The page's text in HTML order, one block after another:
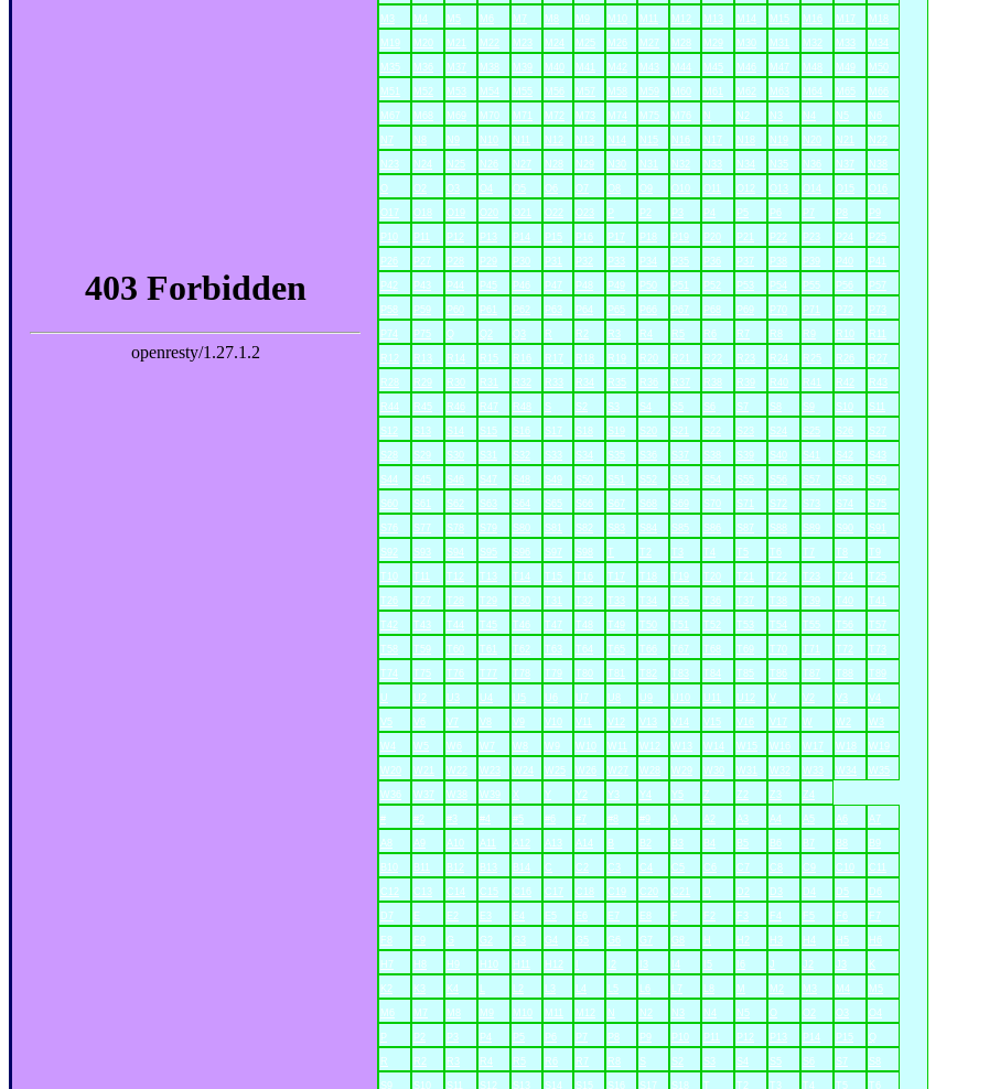
M3 M4 M5 M6 M7 M8 M9 M10 M11 M12 M13 M14 M15 M16 M17 M18
M19 M20 M21 M22 M23 M24 M25 M26 M27 M28 M29 M30 M31 M32 M33 M34
M35 M36 M37 M38 M39 M40 M41 M42 M43 M44 M45 M46 M47 M48 M49 M50
M51 M52 M53 M54 M55 M56 M57 M58 M59 M60 M61 M62 M63 M64 M65 M66
M67 M68 M69 M70 M71 M72 M73 M74 M75 M76 N N2 N3 N4 N5 N6
N7 N8 N9 N10 N11 N12 N13 N14 N15 N16 N17 N18 N19 N20 N21 N22
N23 N24 N25 N26 N27 N28 N29 N30 N31 N32 N33 N34 N35 N36 N37 N38
O O2 O3 O4 O5 O6 O7 O8 O9 O10 O11 O12 O13 O14 O15 O16
O17 O18 O19 O20 O21 O22 O23 P P2 P3 P4 P5 P6 P7 P8 P9
P10 P11 P12 P13 P14 P15 P16 P17 P18 P19 P20 P21 P22 P23 P24 P25
P26 P27 P28 P29 P30 P31 P32 P33 P34 P35 P36 P37 P38 P39 P40 P41
P42 P43 P44 P45 P46 P47 P48 P49 P50 P51 P52 P53 P54 P55 P56 P57
P58 P59 P60 P61 P62 P63 P64 P65 P66 P67 P68 P69 P70 P71 P72 P73
P74 P75 Q Q2 Q3 R R2 R3 R4 R5 R6 R7 R8 R9 R10 R11
R12 R13 R14 R15 R16 R17 R18 R19 R20 R21 R22 R23 R24 R25 R26 R27
R28 R29 R30 R31 R32 R33 R34 R35 R36 R37 R38 R39 R40 R41 R42 R43
R44 R45 R46 R47 R48 S S2 S3 S4 S5 S6 S7 S8 S9 S10 S11
S12 S13 S14 S15 S16 S17 S18 S19 S20 S21 S22 S23 S24 S25 S26 S27
S28 S29 S30 S31 S32 S33 S34 S35 S36 S37 S38 S39 S40 S41 S42 S43
S44 S45 S46 S47 S48 S49 S50 S51 S52 S53 S54 S55 S56 S57 S58 S59
S60 S61 S62 S63 S64 S65 S66 S67 S68 S69 S70 S71 S72 S73 S74 S75
S76 S77 S78 S79 S80 S81 S82 S83 S84 S85 S86 S87 S88 S89 S90 S91
S92 S93 S94 S95 S96 S97 S98 T T2 T3 T4 T5 T6 T7 T8 T9
T10 T11 T12 T13 T14 T15 T16 T17 T18 T19 T20 T21 T22 T23 T24 T25
T26 T27 T28 T29 T30 T31 T32 T33 T34 T35 T36 T37 T38 T39 T40 T41
T42 T43 T44 T45 T46 T47 T48 T49 T50 T51 T52 T53 T54 T55 T56 T57
T58 T59 T60 T61 T62 T63 T64 T65 T66 T67 T68 T69 T70 T71 T72 T73
T74 T75 T76 T77 T78 T79 T80 T81 T82 T83 T84 T85 T86 T87 T88 T89
U U2 U3 U4 U5 U6 U7 U8 U9 U10 U11 U12 V V2 V3 V4
V5 V6 V7 V8 V9 V10 V11 V12 V13 V14 V15 V16 V17 W W2 W3
W4 W5 W6 W7 W8 W9 W10 W11 W12 W13 W14 W15 W16 W17 W18 W19
W20 W21 W22 W23 W24 W25 W26 W27 W28 W29 W30 W31 W32 W33 W34 W35
W36 W37 W38 W39 X Y Y2 Y3 Y4 Y5 Z Z2 Z3 Z4
# #2 #3 #4 #5 #6 #7 #8 #9 A A2 A3 A4 A5 A6 A7
A8 A9 A10 A11 A12 A13 A14 B B2 B3 B4 B5 B6 B7 B8 B9
B10 B11 B12 B13 B14 C C2 C3 C4 C5 C6 C7 C8 C9 C10 C11
C12 C13 C14 C15 C16 C17 C18 C19 C20 C21 D D2 D3 D4 D5 D6
D7 E E2 E3 E4 E5 E6 E7 E8 F F2 F3 F4 F5 F6 F7
F8 F9 G G2 G3 G4 G5 G6 G7 G8 H H2 H3 H4 H5 H6
H7 H8 H9 H10 H11 H12 I2 I3 I4 I5 I6 J J2 J3 K
K2 K3 K4 L L2 L3 L4 L5 L6 L7 L8 M M2 M3 M4 M5
M6 M7 M8 M9 M10 M11 M12 N N2 N3 N4 N5 O O2 O3 O4
P P2 P3 P4 P5 P6 P7 P8 P9 P10 P11 P12 P13 P14 P15 Q
R R2 R3 R4 R5 R6 R7 R8 S S2 S3 S4 S5 S6 S7 S8
S9 S10 S11 S12 S13 S14 S15 S16 S17 S18 T T2 T3 T4 T5 T6